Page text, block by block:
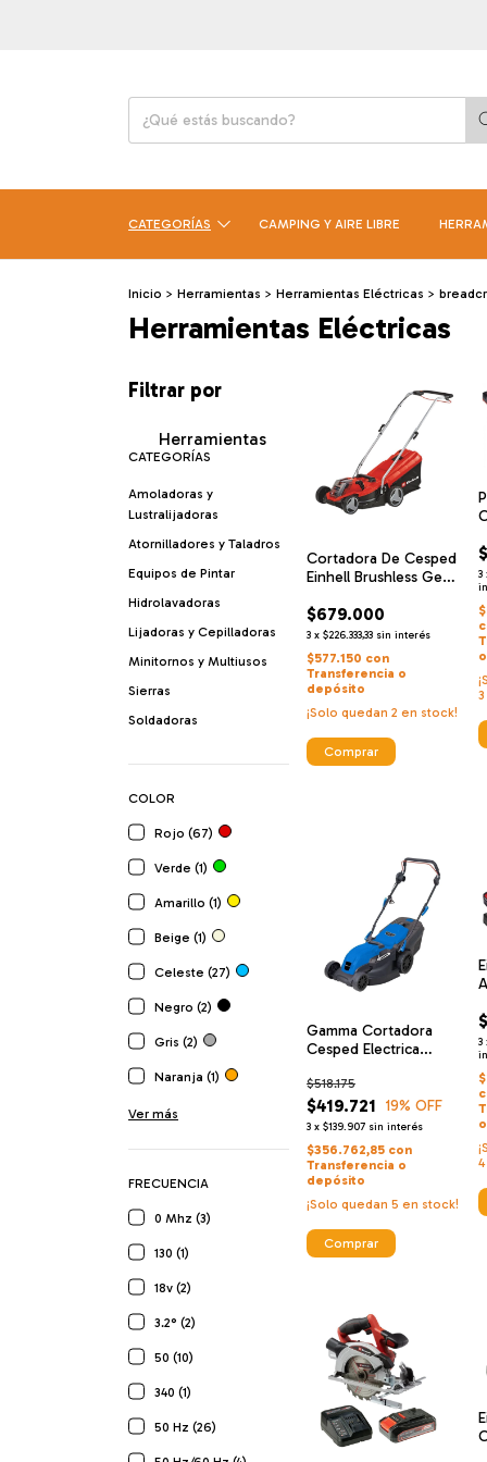
CATEGORÍAS CAMPING Y AIRE LIBRE
Inicio > Herramientas > Herramientas Eléctricas >
Herramientas Eléctricas
Filtrar por
Herramientas
CATEGORÍAS
Amoladoras y
Lustralijadoras
Atornilladores y Taladros
Equipos de Pintar
Hidrolavadoras
Lijadoras y Cepilladoras
Minitornos y Multiusos
Sierras
Soldadoras
COLOR
Rojo (67)
Verde (1)
Amarillo (1)
Beige (1)
Celeste (27)
Negro (2)
Gris (2)
Naranja (1)
Ver más
FRECUENCIA
0 Mhz (3)
130 (1)
18v (2)
3.2° (2)
50 (10)
340 (1)
50 Hz (26)
Cortadora De Cesped
Einhell Brushless Ge-
$679.000
3 x $226.333,33 sin interés
$577.150 con
Transferencia o
depósito
¡Solo quedan 2 en stock!
Comprar
3
3
Gamma Cortadora
Cesped Electrica
$419.721
$518.175
19% OFF
3 x $139.907 sin interés
$356.762,85 con
Transferencia o
depósito
¡Solo quedan 5 en stock!
3
4